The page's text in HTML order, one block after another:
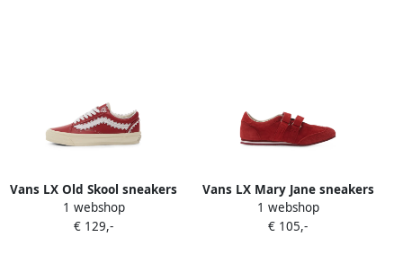
Vans LX Old Skool sneakers
Rood
1 webshop
€ 129,-
Vans LX Mary Jane sneakers
met klittenband Rood
1 webshop
€ 105,-